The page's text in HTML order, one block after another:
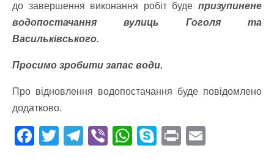
до завершення виконання робіт буде призупинене
водопостачання вулиць Гоголя та
Васильківського.
Просимо зробити запас води.
Про відновлення водопостачання буде повідомлено
додатково.
F T T Vi W S Pr